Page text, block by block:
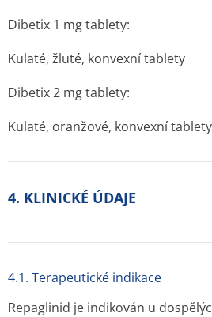
Dibetix 1 mg tablety:
Kulaté, žluté, konvexní tablety
Dibetix 2 mg tablety:
Kulaté, oranžové, konvexní tablety
4. KLINICKÉ ÚDAJE
4.1. Terapeutické indikace
Repaglinid je indikován u